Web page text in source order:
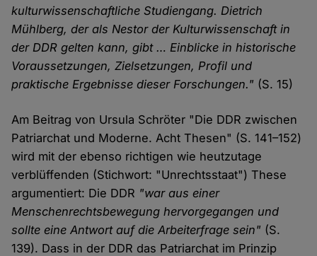
kulturwissenschaftliche Studiengang. Dietrich
Mühlberg, der als Nestor der Kulturwissenschaft in
der DDR gelten kann, gibt … Einblicke in historische
Voraussetzungen, Zielsetzungen, Profil und
praktische Ergebnisse dieser Forschungen." (S. 15)
Am Beitrag von Ursula Schröter "Die DDR zwischen
Patriarchat und Moderne. Acht Thesen" (S. 141–152)
wird mit der ebenso richtigen wie heutzutage
verblüffenden (Stichwort: "Unrechtsstaat") These
argumentiert: Die DDR "war aus einer
Menschenrechtsbewegung hervorgegangen und
sollte eine Antwort auf die Arbeiterfrage sein" (S.
139). Dass in der DDR das Patriarchat im Prinzip